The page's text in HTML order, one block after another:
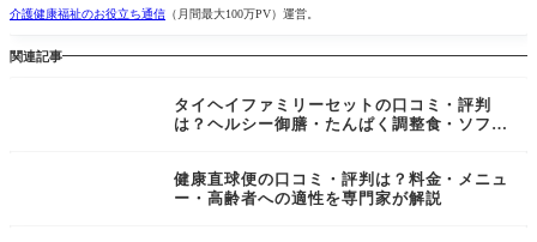
介護健康福祉のお役立ち通信 （月間最大100万PV）運営。
関連記事
タイヘイファミリーセットの口コミ・評判
は？ヘルシー御膳・たんぱく調整食・ソフト
健康直球便の口コミ・評判は？料金・メニュ
ー・高齢者への適性を専門家が解説